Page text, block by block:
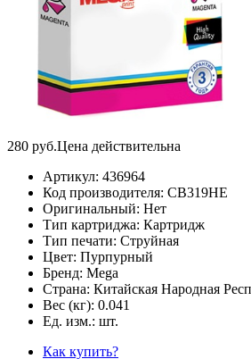
280 руб.Цена действительна
Артикул: 436964
Код производителя: CB319HE
Оригинальный: Нет
Тип картриджа: Картридж
Тип печати: Струйная
Цвет: Пурпурный
Бренд: Mega
Страна: Китайская Народная
Вес (кг): 0.041
Ед. изм.: шт.
Как купить?